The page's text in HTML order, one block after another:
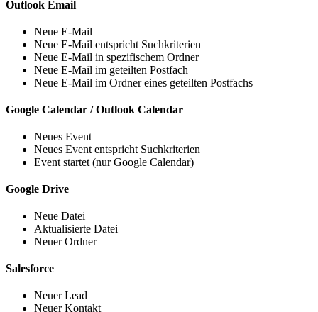
Outlook Email
Neue E-Mail
Neue E-Mail entspricht Suchkriterien
Neue E-Mail in spezifischem Ordner
Neue E-Mail im geteilten Postfach
Neue E-Mail im Ordner eines geteilten Postfachs
Google Calendar / Outlook Calendar
Neues Event
Neues Event entspricht Suchkriterien
Event startet (nur Google Calendar)
Google Drive
Neue Datei
Aktualisierte Datei
Neuer Ordner
Salesforce
Neuer Lead
Neuer Kontakt